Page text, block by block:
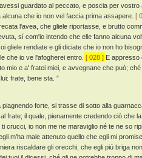
guardato al peccato, e poscia per
che io non vel faccia prima assapere. [
l'avea, che gliele riportasse, e brutto
sí com'io intendo che elle fanno alcuna
gliele rendiate e gli diciate che io non ho
che io ve l'afogherei entro. [ 028 ] E appresso
mio e a' fratei miei, e avvegnane che può;
frate, bene sta. ”
piagnendo forte, si trasse di sotto alla
frate; il quale, pienamente credendo ciò che
crucci, io non me ne maraviglio né te ne so
m'ha male attenuto quello che egli mi
riscaldare gli orecchi; che egli piú briga